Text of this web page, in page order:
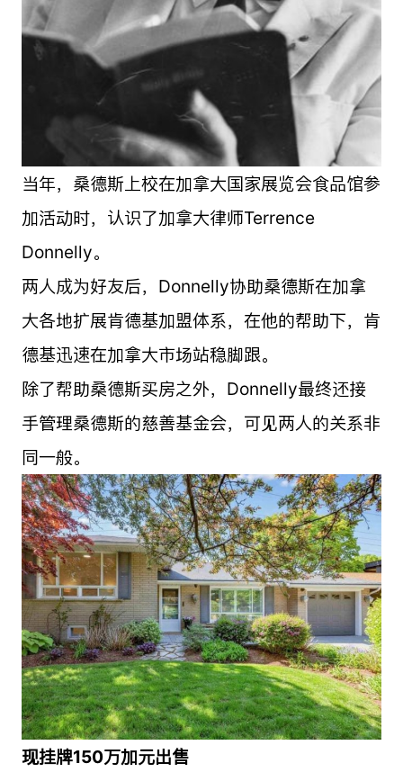
当年，桑德斯上校在加拿大国家展览会食品馆参
加活动时，认识了加拿大律师Terrence
Donnelly。
两人成为好友后，Donnelly协助桑德斯在加拿
大各地扩展肯德基加盟体系，在他的帮助下，肯
德基迅速在加拿大市场站稳脚跟。
除了帮助桑德斯买房之外，Donnelly最终还接
手管理桑德斯的慈善基金会，可见两人的关系非
同一般。
现挂牌150万加元出售